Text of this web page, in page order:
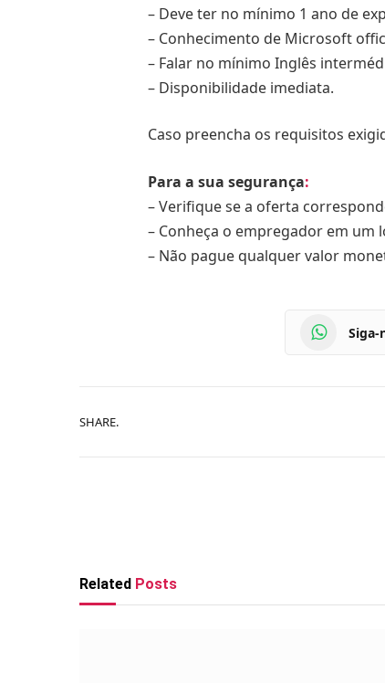
– Deve ter no mínimo 1 ano de
– Conhecimento de Microsoft
– Falar no mínimo Inglês
– Disponibilidade imediata.
Caso preencha os requisitos
Para a sua segurança:
– Verifique se a oferta
– Conheça o empregador em um
– Não pague qualquer valor
Siga-
SHARE.
Related Posts